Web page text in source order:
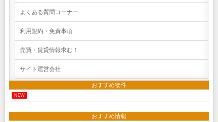
よくある質問コーナー
利用規約・免責事項
売買・賃貸情報求む！
サイト運営会社
おすすめ物件
NEW
おすすめ情報